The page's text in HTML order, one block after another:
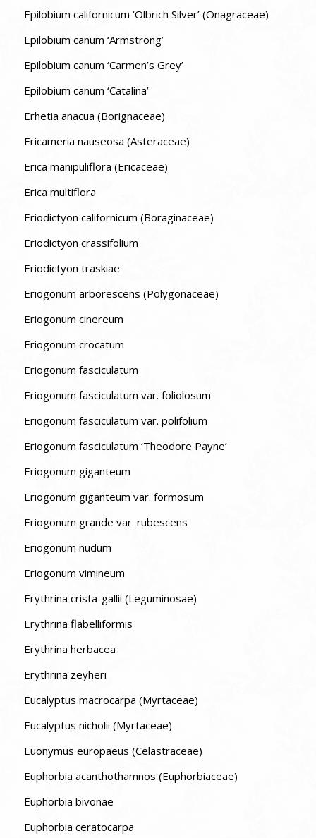
Epilobium californicum ‘Olbrich Silver’ (Onagraceae)
Epilobium canum ‘Armstrong’
Epilobium canum ‘Carmen’s Grey’
Epilobium canum ‘Catalina’
Erhetia anacua (Borignaceae)
Ericameria nauseosa (Asteraceae)
Erica manipuliflora (Ericaceae)
Erica multiflora
Eriodictyon californicum (Boraginaceae)
Eriodictyon crassifolium
Eriodictyon traskiae
Eriogonum arborescens (Polygonaceae)
Eriogonum cinereum
Eriogonum crocatum
Eriogonum fasciculatum
Eriogonum fasciculatum var. foliolosum
Eriogonum fasciculatum var. polifolium
Eriogonum fasciculatum ‘Theodore Payne’
Eriogonum giganteum
Eriogonum giganteum var. formosum
Eriogonum grande var. rubescens
Eriogonum nudum
Eriogonum vimineum
Erythrina crista-gallii (Leguminosae)
Erythrina flabelliformis
Erythrina herbacea
Erythrina zeyheri
Eucalyptus macrocarpa (Myrtaceae)
Eucalyptus nicholii (Myrtaceae)
Euonymus europaeus (Celastraceae)
Euphorbia acanthothamnos (Euphorbiaceae)
Euphorbia bivonae
Euphorbia ceratocarpa